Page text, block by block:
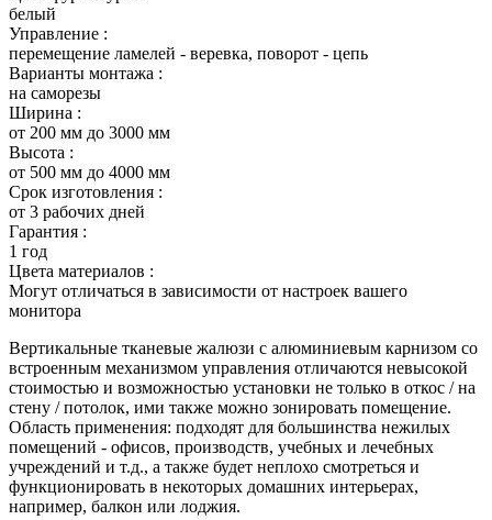
белый
Управление :
перемещение ламелей - веревка, поворот - цепь
Варианты монтажа :
на саморезы
Ширина :
от 200 мм до 3000 мм
Высота :
от 500 мм до 4000 мм
Срок изготовления :
от 3 рабочих дней
Гарантия :
1 год
Цвета материалов :
Могут отличаться в зависимости от настроек вашего
монитора
Вертикальные тканевые жалюзи с алюминиевым карнизом со
встроенным механизмом управления отличаются невысокой
стоимостью и возможностью установки не только в откос / на
стену / потолок, ими также можно зонировать помещение.
Область применения: подходят для большинства нежилых
помещений - офисов, производств, учебных и лечебных
учреждений и т.д., а также будет неплохо смотреться и
функционировать в некоторых домашних интерьерах,
например, балкон или лоджия.